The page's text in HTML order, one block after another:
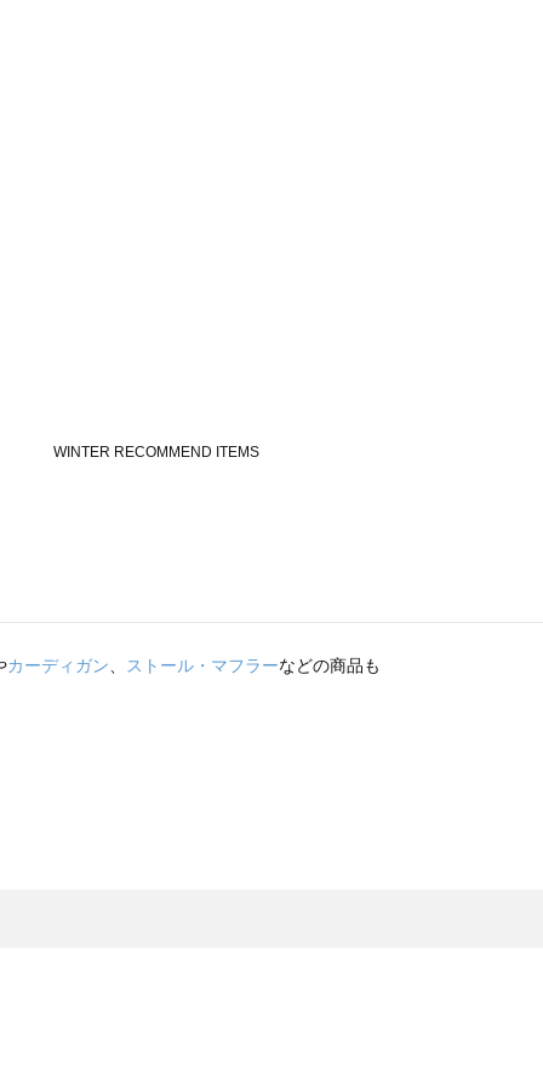
カーディガン、 ストール・マフラーなどの商品も